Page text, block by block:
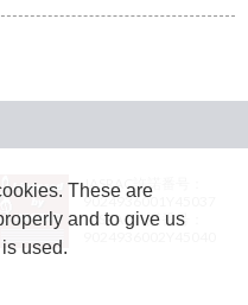
JASRAC許諾番号：
9024936001Y45037
JASRAC許諾番号：
These are
and to give us
used.